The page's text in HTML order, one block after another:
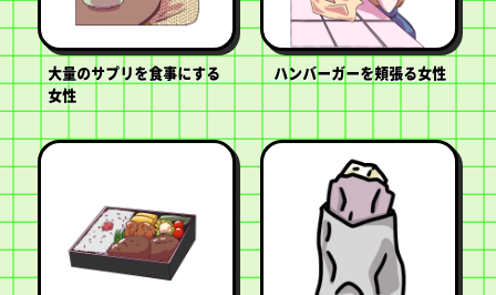
大量のサプリを食事にする
女性
ハンバーガーを頬張る女性